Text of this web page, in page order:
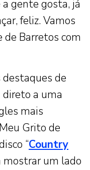
gente gosta, já
feliz. Vamos
Barretos com
de
direto a uma
mais
Grito de
“Country
mostrar um lado